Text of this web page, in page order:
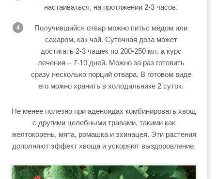
настаиваться, на протяжении 2-3 часов.
Получившийся отвар можно питьс мёдом или
сахаром, как чай. Суточная доза может
достигать 2-3 чашек по 200-250 мл, а курс
лечения – 7-10 дней. Можно за раз готовить
сразу несколько порций отвара. В готовом виде
его можно хранить в холодильнике 2 суток.
Не менее полезно при аденоидах комбинировать хвощ
с другими целебными травами, такими как
желтокорень, мята, ромашка и эхинацея. Эти растения
дополняют эффект хвоща и ускоряют выздоровление.